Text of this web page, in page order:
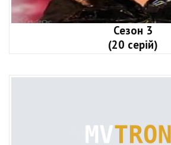
Сезон 3
(20 серій)